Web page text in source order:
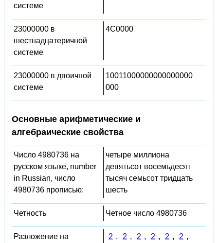
системе
23000000 в
шестнадцатеричной
системе
4C0000
23000000 в двоичной
системе
10011000000000000000
000
Основные арифметические и
алгебраические свойства
Число 4980736 на
русском языке, number
in Russian, число
4980736 прописью:
четыре миллиона
девятьсот восемьдесят
тысяч семьсот тридцать
шесть
Четность Четное число 4980736
Разложение на
2 , 2 , 2 , 2 , 2 , 2 ,